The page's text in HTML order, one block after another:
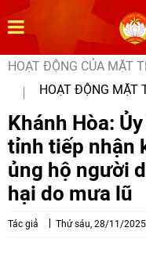
HOẠT ĐỘNG CỦA MẶT
HOẠT ĐỘNG MẶT
Khánh Hòa:
tỉnh tiếp nhận
ủng hộ người
hại do mưa lũ
Tác giả Thứ sáu, 28/11/